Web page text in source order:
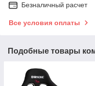
Безналичный расчет
Все условия оплаты
Подобные товары